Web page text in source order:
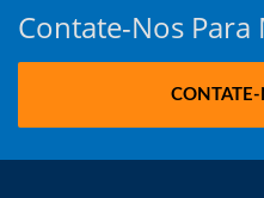
Contate-Nos